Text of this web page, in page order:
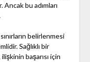
bu adımları
belirlenmesi
Sağlıklı bir
başarısı için